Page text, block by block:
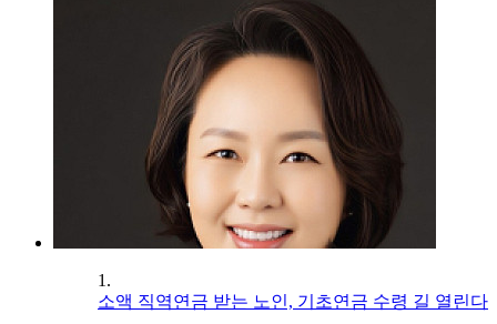
1.
소액 직역연금 받는 노인, 기초연금 수령 길 열린다